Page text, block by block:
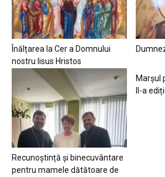
Înălțarea la Cer a Domnului
nostru Iisus Hristos
Recunoștință și binecuvântare
pentru mamele dătătoare de
Marșul
II-a